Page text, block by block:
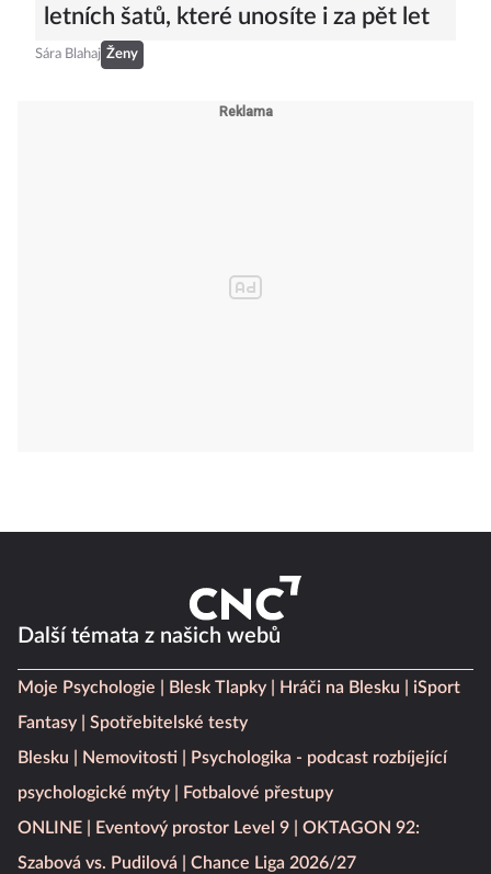
letních šatů, které unosíte i za pět let
Sára Blahaj Ženy
Další témata z našich webů
Moje Psychologie Blesk Tlapky Hráči na Blesku
iSport
Fantasy
Spotřebitelské testy
Blesku
Nemovitosti
Psychologika - podcast rozbíjející
psychologické mýty
Fotbalové přestupy
ONLINE
Eventový prostor Level 9
OKTAGON 92:
Szabová vs. Pudilová
Chance Liga 2026/27